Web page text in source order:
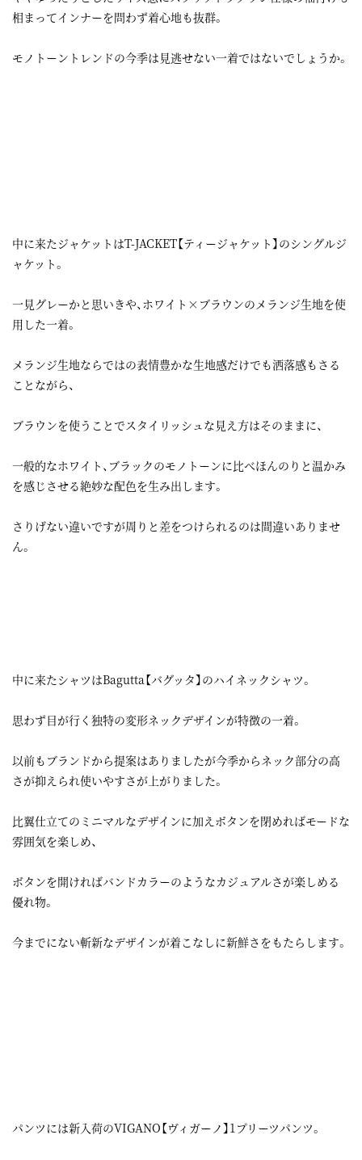
相まってインナーを問わず着心地も抜群。
モノトーントレンドの今季は見逃せない一着ではないでしょうか。
中に来たジャケットはT-JACKET【ティージャケット】のシングルジ
ャケット。
一見グレーかと思いきや、ホワイト×ブラウンのメランジ生地を使
用した一着。
メランジ生地ならではの表情豊かな生地感だけでも洒落感もさる
ことながら、
ブラウンを使うことでスタイリッシュな見え方はそのままに、
一般的なホワイト、ブラックのモノトーンに比べほんのりと温かみ
を感じさせる絶妙な配色を生み出します。
さりげない違いですが周りと差をつけられるのは間違いありませ
ん。
中に来たシャツはBagutta【バグッタ】のハイネックシャツ。
思わず目が行く独特の変形ネックデザインが特徴の一着。
以前もブランドから提案はありましたが今季からネック部分の高
さが抑えられ使いやすさが上がりました。
比翼仕立てのミニマルなデザインに加えボタンを閉めればモードな
雰囲気を楽しめ、
ボタンを開ければバンドカラーのようなカジュアルさが楽しめる
優れ物。
今までにない斬新なデザインが着こなしに新鮮さをもたらします。
パンツには新入荷のVIGANO【ヴィガーノ】1プリーツパンツ。